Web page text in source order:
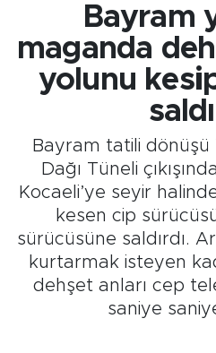
Bayram
maganda
yolunu
Bayram tatili dönüşü
Dağı Tüneli
Kocaeli’ye seyir
kesen cip
sürücüsüne saldırdı.
kurtarmak isteyen
dehşet anları cep
saniye
Son Dakika Haberleri
Haber Arşivi